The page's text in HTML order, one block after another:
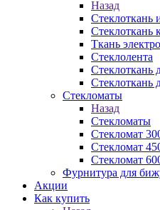
Назад
Стеклоткань
Стеклоткань
Ткань
Стеклолента
Стеклоткань
Стеклоткань
Стекломаты
Назад
Стекломаты
Стекломат
Стекломат
Стекломат
Фурнитура для
Акции
Как купить